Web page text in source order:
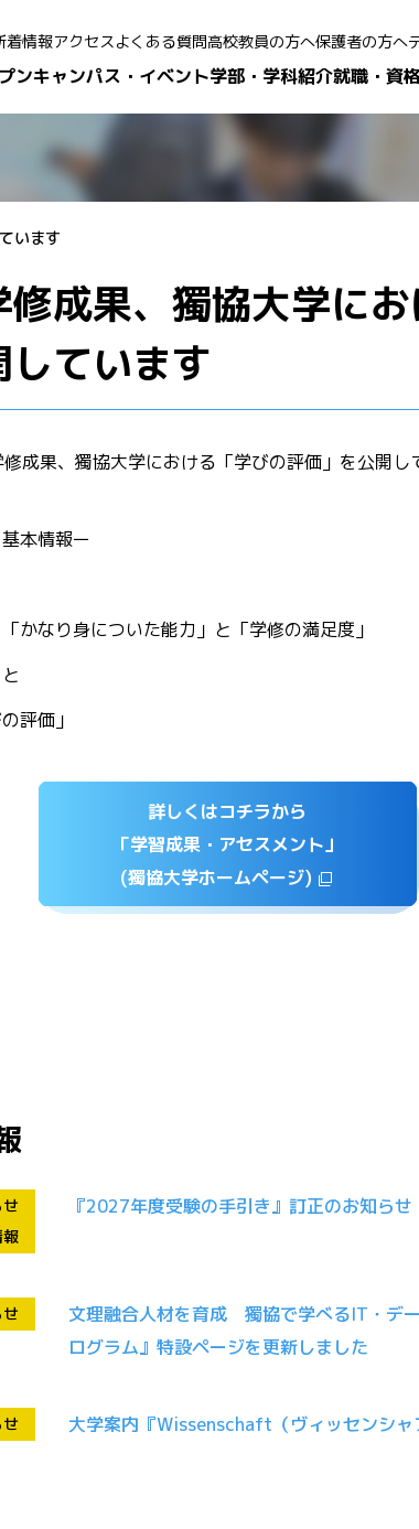
着情報アクセスよくある質問高校教員の方へ保護者の方へ
ンキャンパス・イベント学部・学科紹介就職・資
います
成果、獨協大学に
ています
成果、獨協大学における「学びの評価」を公開し
本情報ー
かなり身についた能力」と「学修の満足度」
評価」
詳しくはコチラから
「学習成果・アセスメント」
(獨協大学ホームページ)
『2027年度受験の手引き』訂正のお知らせ
文理融合人材を育成 獨協で学べるIT・デ
ログラム』特設ページを更新しました
大学案内『Wissenschaft（ヴィッセンシ